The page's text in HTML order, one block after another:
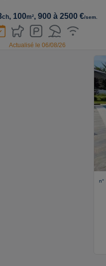
ch, 100m², 900 à 2500 €/sem.
Actualisé le 06/08/26
n°